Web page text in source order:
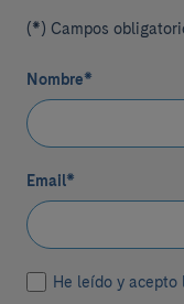
(*) Campos
Nombre*
Email*
He leído y acepto